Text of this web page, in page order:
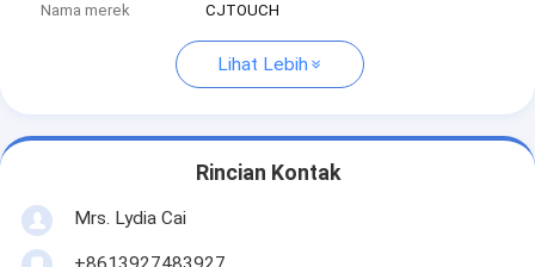
Nama merek CJTOUCH
Lihat Lebih
Rincian Kontak
Mrs. Lydia Cai